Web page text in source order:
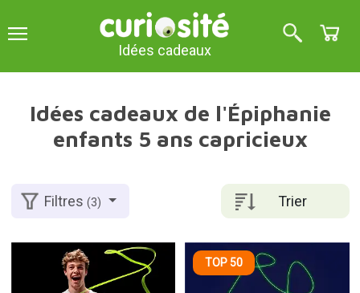
Idées cadeaux
Idées cadeaux de l'Épiphanie
enfants 5 ans capricieux
Trier
Filtres(3)
TOP 50